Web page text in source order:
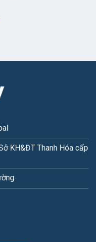
KH&ĐT Thanh Hóa cấp